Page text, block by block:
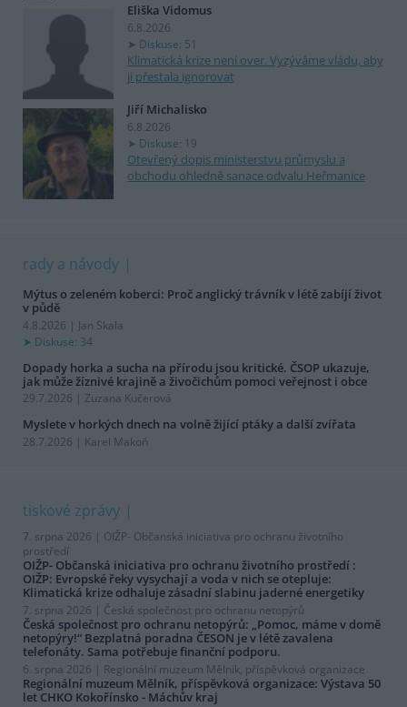
Eliška Vidomus
6.8.2026
Diskuse: 51
Klimatická krize není over. Vyzýváme vládu, aby
ji přestala ignorovat
Jiří Michalisko
6.8.2026
Diskuse: 19
Otevřený dopis ministerstvu průmyslu a
obchodu ohledně sanace odvalu Heřmanice
rady a návody
Mýtus o zeleném koberci: Proč anglický trávník v létě zabíjí život
v půdě
4.8.2026 | Jan Skala
Diskuse: 34
Dopady horka a sucha na přírodu jsou kritické. ČSOP ukazuje,
jak může žíznivé krajině a živočichům pomoci veřejnost i obce
29.7.2026 | Zuzana Kučerová
Myslete v horkých dnech na volně žijící ptáky a další zvířata
28.7.2026 | Karel Makoň
tiskové zprávy
7. srpna 2026 | OIŽP- Občanská iniciativa pro ochranu životního
prostředí
OIŽP- Občanská iniciativa pro ochranu životního prostředí :
OIŽP: Evropské řeky vysychají a voda v nich se otepluje:
Klimatická krize odhaluje zásadní slabinu jaderné energetiky
7. srpna 2026 | Česká společnost pro ochranu netopýrů
Česká společnost pro ochranu netopýrů: „Pomoc, máme v domě
netopýry!“ Bezplatná poradna ČESON je v létě zavalena
telefonáty. Sama potřebuje finanční podporu.
6. srpna 2026 | Regionální muzeum Mělník, příspěvková organizace
Regionální muzeum Mělník, příspěvková organizace: Výstava 50
let CHKO Kokořínsko - Máchův kraj